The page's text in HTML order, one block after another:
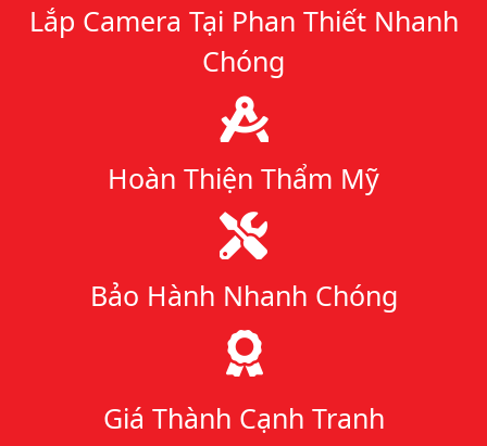
Lắp Camera Tại Phan Thiết Nhanh
Chóng
Hoàn Thiện Thẩm Mỹ
Bảo Hành Nhanh Chóng
Giá Thành Cạnh Tranh